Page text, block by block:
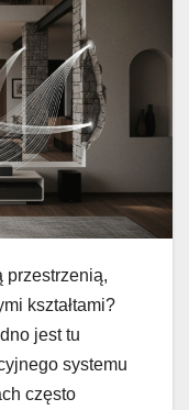
przestrzenią,
kształtami?
jest tu
systemu
często